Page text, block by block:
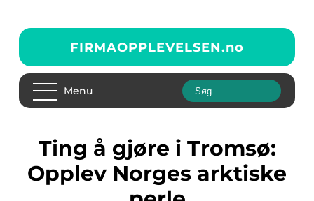
FIRMAOPPLEVELSEN.no
Menu
Ting å gjøre i Tromsø:
Opplev Norges arktiske